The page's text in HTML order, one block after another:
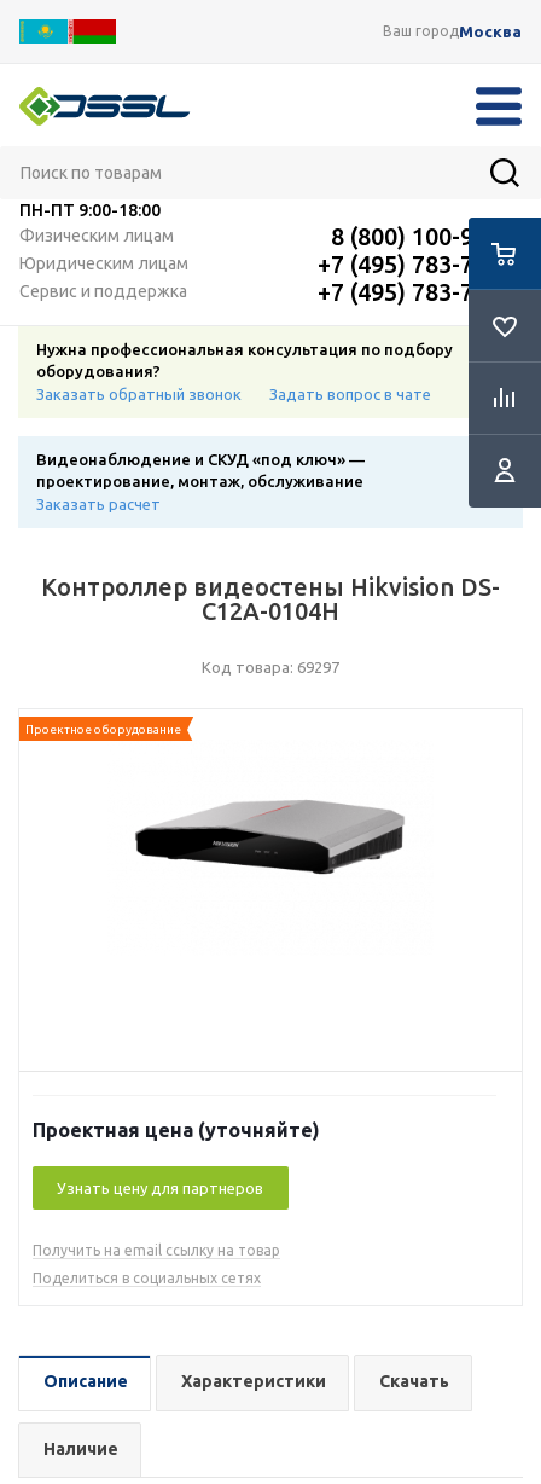
Ваш городМосква
ПН-ПТ 9:00-18:00
Физическим лицам
8 (800) 100-91-12
Юридическим лицам +7 (495) 783-72-87
Сервис и поддержка +7 (495) 783-72-87
Нужна профессиональная консультация по подбору
оборудования?
Заказать обратный звонок
Задать вопрос в чате
Видеонаблюдение и СКУД «под ключ» —
проектирование, монтаж, обслуживание
Заказать расчет
Контроллер видеостены Hikvision DS-
C12A-0104H
Код товара: 69297
Проектное оборудование
Проектная цена (уточняйте)
Узнать цену для партнеров
Получить на email ссылку на товар
Поделиться в социальных сетях
Описание Характеристики Скачать
Наличие